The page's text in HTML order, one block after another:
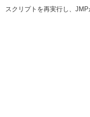
スクリプトを再実行し、